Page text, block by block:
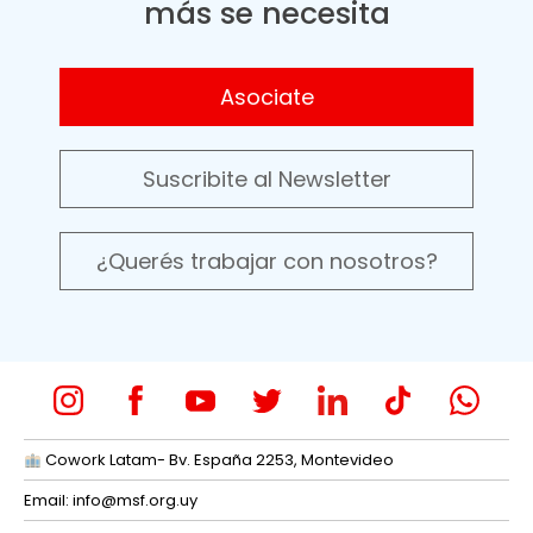
más se necesita
Asociate
Suscribite al Newsletter
¿Querés trabajar con nosotros?
Cowork Latam- Bv. España 2253, Montevideo
Email: info@msf.org.uy